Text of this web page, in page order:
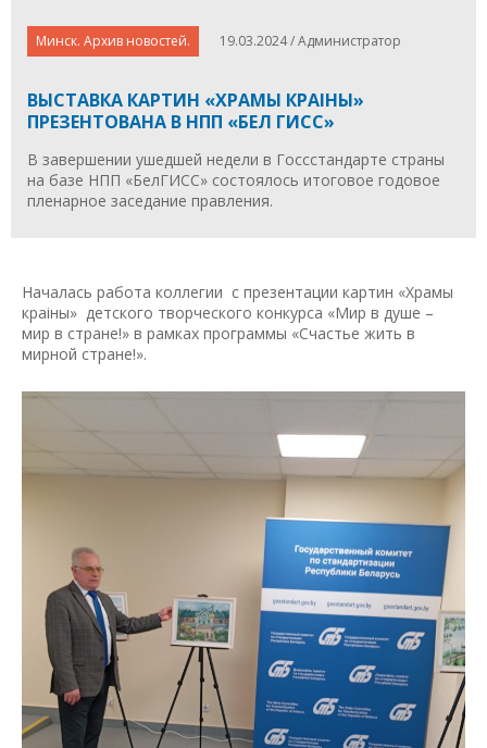
Минск. Архив новостей. 19.03.2024 / Администратор
ВЫСТАВКА КАРТИН «ХРАМЫ КРАIНЫ»
ПРЕЗЕНТОВАНА В НПП «БЕЛ ГИСС»
В завершении ушедшей недели в Госсстандарте страны
на базе НПП «БелГИСС» состоялось итоговое годовое
пленарное заседание правления.
Началась работа коллегии с презентации картин «Храмы
краiны» детского творческого конкурса «Мир в душе –
мир в стране!» в рамках программы «Счастье жить в
мирной стране!».